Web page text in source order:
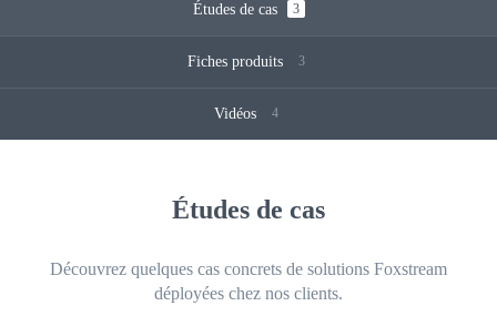
Études de cas 3
Fiches produits 3
Vidéos 4
Études de cas
Découvrez quelques cas concrets de solutions Foxstream
déployées chez nos clients.